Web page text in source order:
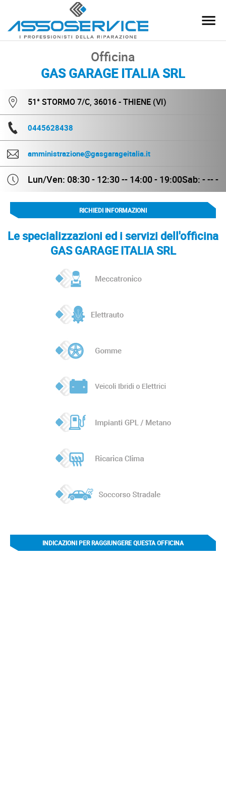
Officina
GAS GARAGE ITALIA SRL
51° STORMO 7/C, 36016 - THIENE (VI)
0445628438
amministrazione@gasgarageitalia.it
Lun/Ven: 08:30 - 12:30 -- 14:00 - 19:00Sab: - -- -
RICHIEDI INFORMAZIONI
Le specializzazioni ed i servizi dell'officina
GAS GARAGE ITALIA SRL
INDICAZIONI PER RAGGIUNGERE QUESTA OFFICINA